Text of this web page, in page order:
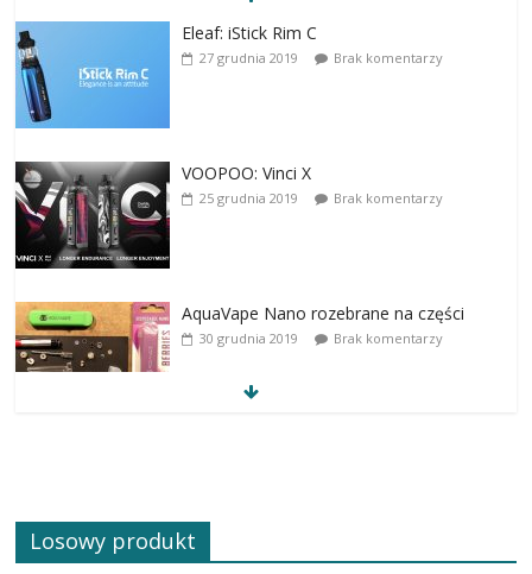
Eleaf: iStick Rim C
27 grudnia 2019 Brak komentarzy
VOOPOO: Vinci X
25 grudnia 2019 Brak komentarzy
AquaVape Nano rozebrane na części
30 grudnia 2019 Brak komentarzy
Losowy produkt